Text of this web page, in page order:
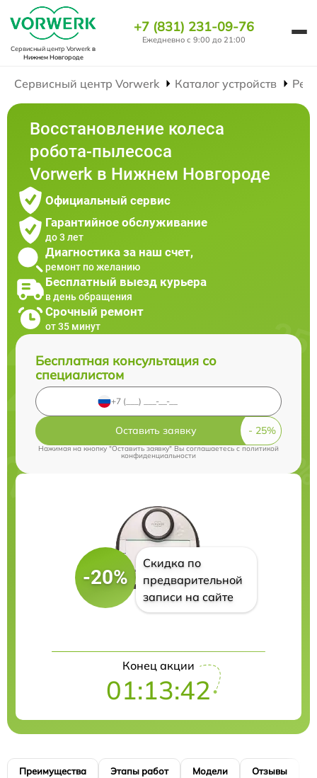
Сервисный центр Vorwerkв
Нижнем Новгороде
+7 (831) 231-09-76
Ежедневно с 9:00 до 21:00
Сервисный центр Vorwerk Каталог устройств
Восстановление колеса
робота-пылесоса
Vorwerk в Нижнем Новгороде
Официальный сервис
Гарантийное обслуживание
до 3 лет
Диагностика за наш счет,
ремонт по желанию
Бесплатный выезд курьера
в день обращения
Срочный ремонт
от 35 минут
Бесплатная консультация со
специалистом
Оставить заявку
Нажимая на кнопку "Оставить заявку" Вы соглашаетесь cполитикой
конфиденциальности
-20%
Скидка по
предварительной
записи на сайте
Конец акции
01:13:41
Преимущества Этапы работ Модели Отзывы